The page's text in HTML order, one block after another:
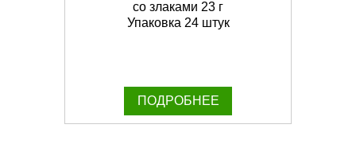
со злаками 23 г
Упаковка 24 штук
ПОДРОБНЕЕ